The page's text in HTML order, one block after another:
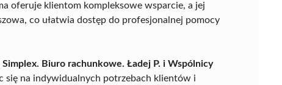
oferuje klientom kompleksowe wsparcie, a jej
co ułatwia dostęp do profesjonalnej pomocy
Simplex. Biuro rachunkowe. Ładej P. i Wspólnicy
się na indywidualnych potrzebach klientów i